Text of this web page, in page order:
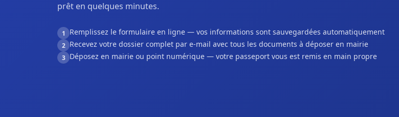
prêt en quelques minutes.
1 Remplissez le formulaire en ligne — vos informations sont sauvegardées automatiquement
2 Recevez votre dossier complet par e-mail avec tous les documents à déposer en mairie
3 Déposez en mairie ou point numérique — votre passeport vous est remis en main propre